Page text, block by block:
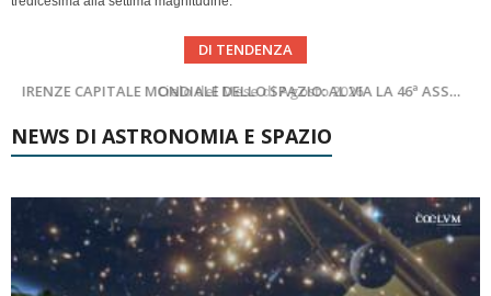
DI TENDENZA
Cielo del Mese di Agosto 2026
SUPERNOVAE aggiornamenti del mese – Agosto 2026
NEWS DI ASTRONOMIA E SPAZIO